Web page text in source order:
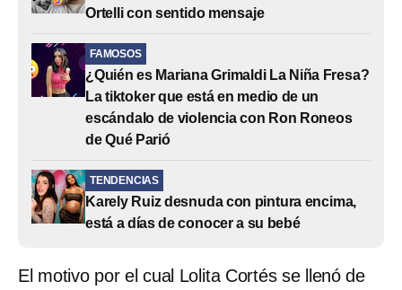
Ortelli con sentido mensaje
FAMOSOS
¿Quién es Mariana Grimaldi La Niña Fresa?
La tiktoker que está en medio de un
escándalo de violencia con Ron Roneos
de Qué Parió
TENDENCIAS
Karely Ruiz desnuda con pintura encima,
está a días de conocer a su bebé
El motivo por el cual Lolita Cortés se llenó de